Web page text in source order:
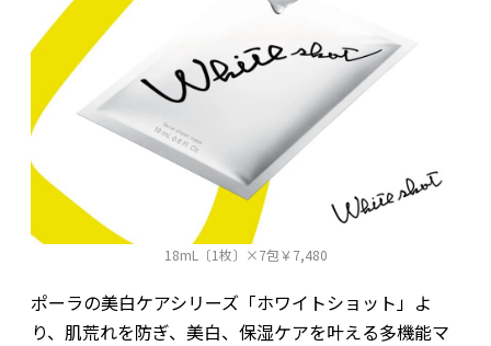
18mL〔1枚〕×7包￥7,480
ポーラの美白ケアシリーズ「ホワイトショット」よ
り、肌荒れを防ぎ、美白、保湿ケアを叶える多機能マ